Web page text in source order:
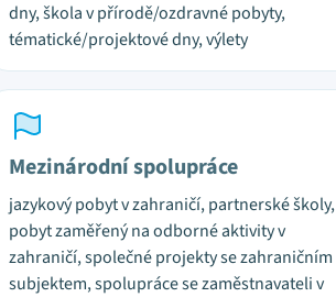
dny, škola v přírodě/ozdravné pobyty,
tématické/projektové dny, výlety
Mezinárodní spolupráce
jazykový pobyt v zahraničí, partnerské školy,
pobyt zaměřený na odborné aktivity v
zahraničí, společné projekty se zahraničním
subjektem, spolupráce se zaměstnavateli v